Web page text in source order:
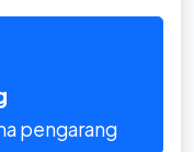
pengarang